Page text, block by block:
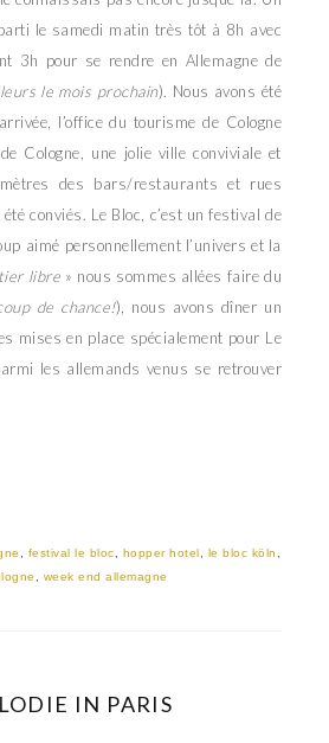
le samedi matin très tôt à 8h avec
3h pour se rendre en Allemagne de
le mois prochain). Nous avons été
l’office du tourisme de Cologne
Cologne, une jolie ville conviviale et
des bars/restaurants et rues
été conviés. Le Bloc, c’est un festival de
aimé personnellement l’univers et la
libre » nous sommes allées faire du
de chance!), nous avons dîner un
mises en place spécialement pour Le
les allemands venus se retrouver
festival le bloc hopper hotel le bloc köln
week end allemagne
IN PARIS